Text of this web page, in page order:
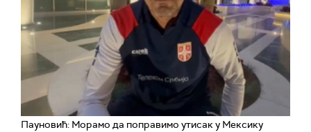
Пауновић: Морамо да поправимо утисак у Мексику